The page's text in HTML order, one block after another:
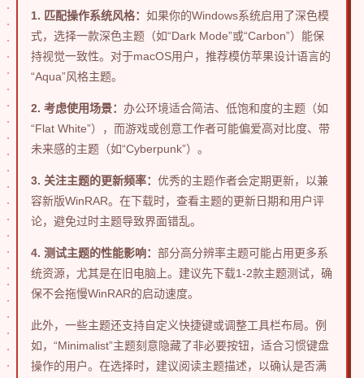
1. 匹配操作系统风格： 如果你的Windows系统启用了深色模
式，选择一款深色主题（如“Dark Mode”或“Carbon”）能保
持视觉一致性。对于macOS用户，推荐模仿苹果设计语言的
“Aqua”风格主题。
2. 考虑使用场景： 办公环境适合简洁、低饱和度的主题（如
“Flat White”），而游戏或创意工作者可能偏爱高对比度、带
未来感的主题（如“Cyberpunk”）。
3. 关注主题的更新频率： 优秀的主题作者会定期更新，以兼
容新版WinRAR。在下载时，查看主题的更新日期和用户评
论，避免过时主题导致界面错乱。
4. 测试主题的性能影响： 部分高分辨率主题可能占用更多系
统资源，尤其是在旧电脑上。建议先下载1-2款主题测试，确
保不会拖慢WinRAR的启动速度。
此外，一些主题还支持自定义快捷键或调整工具栏布局。例
如，“Minimalist”主题刻意隐藏了非必要按钮，适合习惯键盘
操作的用户。在选择时，建议阅读主题描述，以确认是否满